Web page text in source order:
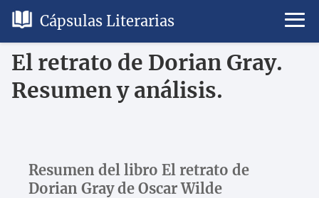
Cápsulas Literarias
El retrato de Dorian Gray.
Resumen y análisis.
Resumen del libro El retrato de
Dorian Gray de Oscar Wilde